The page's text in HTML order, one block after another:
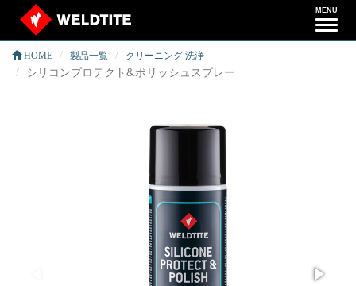
MENU
ナ
ビ
HOME 製品一覧 クリーニング 洗浄
シリコンプロテクト&ポリッシュスプレー